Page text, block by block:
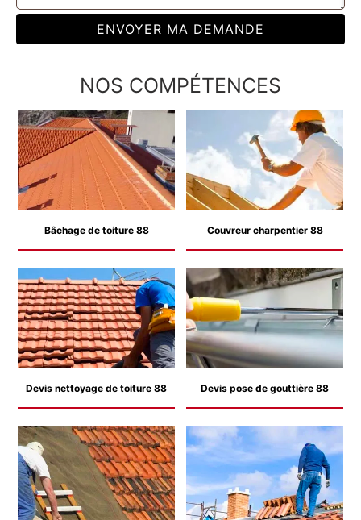
NOS COMPÉTENCES
Bâchage de toiture 88 Couvreur charpentier 88
Devis nettoyage de toiture 88 Devis pose de gouttière 88